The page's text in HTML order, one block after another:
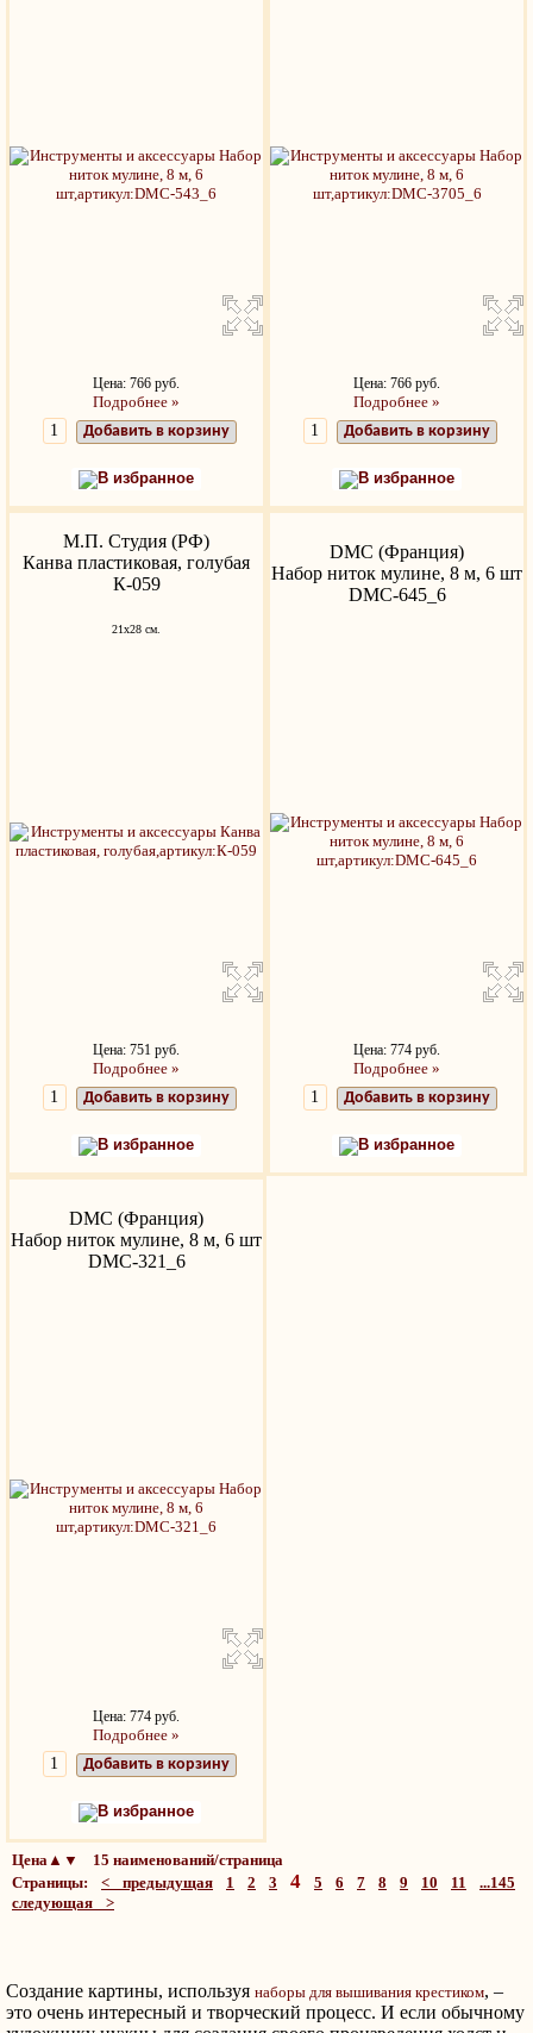
Цена: 766 руб.
Подробнее »
Добавить в корзину
В избранное
Цена: 766 руб.
Подробнее »
Добавить в корзину
В избранное
М.П. Студия (РФ)
Канва пластиковая, голубая
К-059
21x28 см.
Цена: 751 руб.
Подробнее »
Добавить в корзину
В избранное
DMC (Франция)
Набор ниток мулине, 8 м, 6 шт
DMC-645_6
Цена: 774 руб.
Подробнее »
Добавить в корзину
В избранное
DMC (Франция)
Набор ниток мулине, 8 м, 6 шт
DMC-321_6
Цена: 774 руб.
Подробнее »
Добавить в корзину
В избранное
Цена▲▼ 15 наименований/страница
Страницы: < предыдущая 1 2 3 4 5 6 7 8 9 10 11
...145
следующая >
Создание картины, используя наборы для вышивания крестиком, –
это очень интересный и творческий процесс. И если обычному